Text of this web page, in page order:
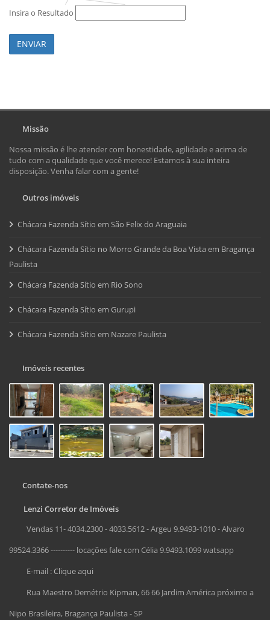
Insira o Resultado
ENVIAR
Missão
Nossa missão é lhe atender com honestidade, agilidade e acima de
tudo com a qualidade que você merece! Estamos à sua inteira
disposição. Venha falar com a gente!
Outros imóveis
Chácara Fazenda Sítio em São Felix do Araguaia
Chácara Fazenda Sítio no Morro Grande da Boa Vista em Bragança
Paulista
Chácara Fazenda Sítio em Rio Sono
Chácara Fazenda Sítio em Gurupi
Chácara Fazenda Sítio em Nazare Paulista
Imóveis recentes
Contate-nos
Lenzi Corretor de Imóveis
Vendas 11- 4034.2300 - 4033.5612 - Argeu 9.9493-1010 - Alvaro
99524.3366 ---------- locações fale com Célia 9.9493.1099 watsapp
E-mail :Clique aqui
Rua Maestro Demétrio Kipman, 66 66 Jardim América próximo a
Nipo Brasileira, Bragança Paulista - SP